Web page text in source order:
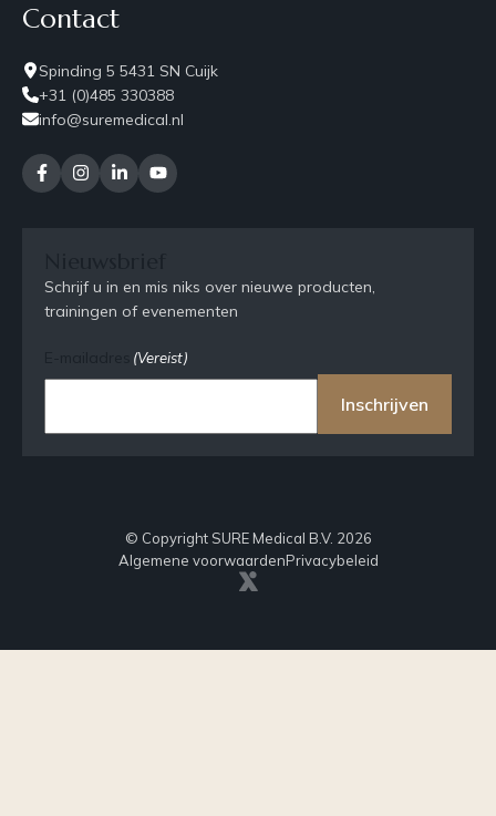
Contact
Spinding 5 5431 SN Cuijk
+31 (0)485 330388
info@suremedical.nl
Schrijf u in en mis niks over nieuwe producten,
trainingen of evenementen
(Vereist)
Inschrijven
© Copyright SURE Medical B.V. 2026
Algemene voorwaardenPrivacybeleid